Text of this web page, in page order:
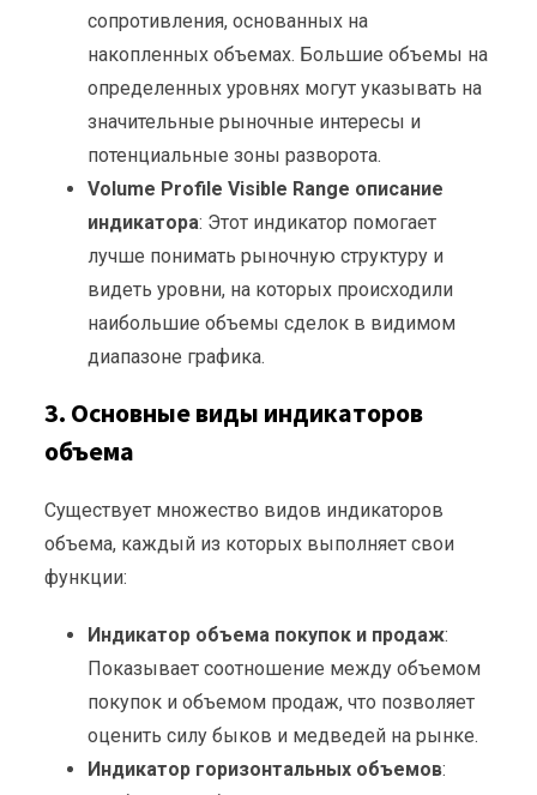
сопротивления, основанных на
накопленных объемах. Большие объемы на
определенных уровнях могут указывать на
значительные рыночные интересы и
потенциальные зоны разворота.
Volume Profile Visible Range описание
индикатора: Этот индикатор помогает
лучше понимать рыночную структуру и
видеть уровни, на которых происходили
наибольшие объемы сделок в видимом
диапазоне графика.
3. Основные виды индикаторов
объема
Существует множество видов индикаторов
объема, каждый из которых выполняет свои
функции:
Индикатор объема покупок и продаж:
Показывает соотношение между объемом
покупок и объемом продаж, что позволяет
оценить силу быков и медведей на рынке.
Индикатор горизонтальных объемов: